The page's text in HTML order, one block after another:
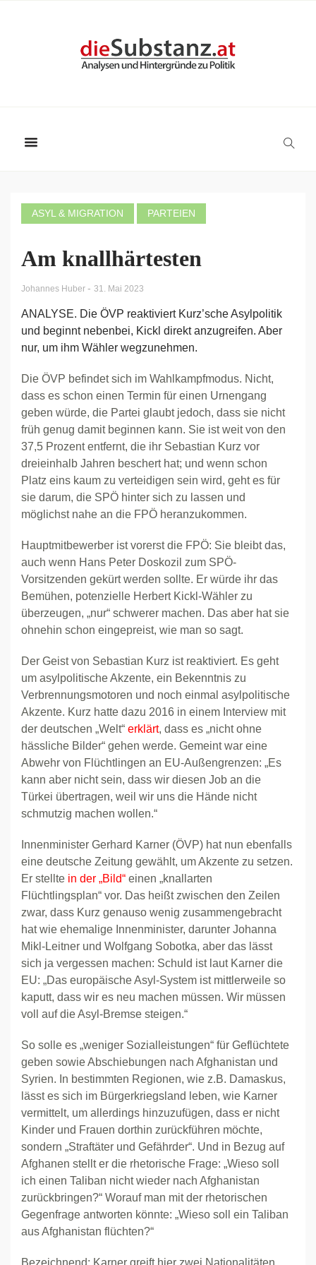
ASYL & MIGRATION PARTEIEN
Am knallhärtesten
Johannes Huber - 31. Mai 2023
ANALYSE. Die ÖVP reaktiviert Kurz’sche Asylpolitik
und beginnt nebenbei, Kickl direkt anzugreifen. Aber
nur, um ihm Wähler wegzunehmen.
Die ÖVP befindet sich im Wahlkampfmodus. Nicht,
dass es schon einen Termin für einen Urnengang
geben würde, die Partei glaubt jedoch, dass sie nicht
früh genug damit beginnen kann. Sie ist weit von den
37,5 Prozent entfernt, die ihr Sebastian Kurz vor
dreieinhalb Jahren beschert hat; und wenn schon
Platz eins kaum zu verteidigen sein wird, geht es für
sie darum, die SPÖ hinter sich zu lassen und
möglichst nahe an die FPÖ heranzukommen.
Hauptmitbewerber ist vorerst die FPÖ: Sie bleibt das,
auch wenn Hans Peter Doskozil zum SPÖ-
Vorsitzenden gekürt werden sollte. Er würde ihr das
Bemühen, potenzielle Herbert Kickl-Wähler zu
überzeugen, „nur“ schwerer machen. Das aber hat sie
ohnehin schon eingepreist, wie man so sagt.
Der Geist von Sebastian Kurz ist reaktiviert. Es geht
um asylpolitische Akzente, ein Bekenntnis zu
Verbrennungsmotoren und noch einmal asylpolitische
Akzente. Kurz hatte dazu 2016 in einem Interview mit
der deutschen „Welt“ erklärt, dass es „nicht ohne
hässliche Bilder“ gehen werde. Gemeint war eine
Abwehr von Flüchtlingen an EU-Außengrenzen: „Es
kann aber nicht sein, dass wir diesen Job an die
Türkei übertragen, weil wir uns die Hände nicht
schmutzig machen wollen.“
Innenminister Gerhard Karner (ÖVP) hat nun ebenfalls
eine deutsche Zeitung gewählt, um Akzente zu setzen.
Er stellte in der „Bild“ einen „knallarten
Flüchtlingsplan“ vor. Das heißt zwischen den Zeilen
zwar, dass Kurz genauso wenig zusammengebracht
hat wie ehemalige Innenminister, darunter Johanna
Mikl-Leitner und Wolfgang Sobotka, aber das lässt
sich ja vergessen machen: Schuld ist laut Karner die
EU: „Das europäische Asyl-System ist mittlerweile so
kaputt, dass wir es neu machen müssen. Wir müssen
voll auf die Asyl-Bremse steigen.“
So solle es „weniger Sozialleistungen“ für Geflüchtete
geben sowie Abschiebungen nach Afghanistan und
Syrien. In bestimmten Regionen, wie z.B. Damaskus,
lässt es sich im Bürgerkriegsland leben, wie Karner
vermittelt, um allerdings hinzuzufügen, dass er nicht
Kinder und Frauen dorthin zurückführen möchte,
sondern „Straftäter und Gefährder“. Und in Bezug auf
Afghanen stellt er die rhetorische Frage: „Wieso soll
ich einen Taliban nicht wieder nach Afghanistan
zurückbringen?“ Worauf man mit der rhetorischen
Gegenfrage antworten könnte: „Wieso soll ein Taliban
aus Afghanistan flüchten?“
Bezeichnend: Karner greift hier zwei Nationalitäten